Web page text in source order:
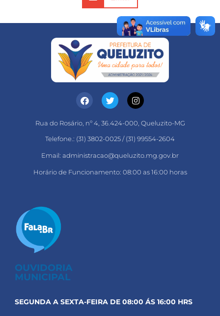
Rua do Rosário, nº 4, 36.424-000, Queluzito-MG
Telefone.: (31) 3802-0025 / (31) 99554-2604
Email: administracao@queluzito.mg.gov.br
Horário de Funcionamento: 08:00 as 16:00 horas
OUVIDORIA
MUNICIPAL
SEGUNDA A SEXTA-FEIRA DE 08:00 ÁS 16:00 HRS